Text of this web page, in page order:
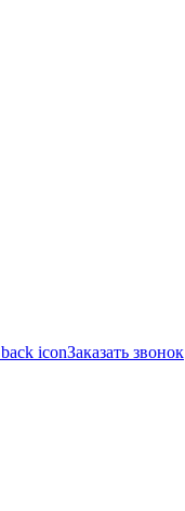
Заказать звонок